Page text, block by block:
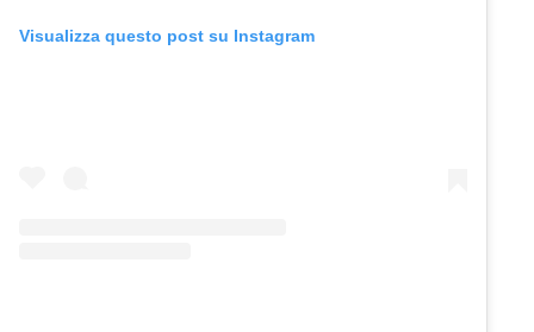
Visualizza questo post su Instagram